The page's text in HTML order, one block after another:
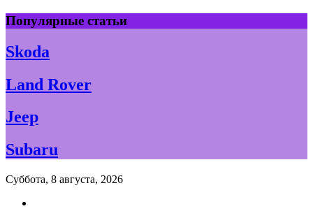
Skip
to
content
Популярные статьи
Skoda
Land Rover
Jeep
Subaru
Суббота, 8 августа, 2026